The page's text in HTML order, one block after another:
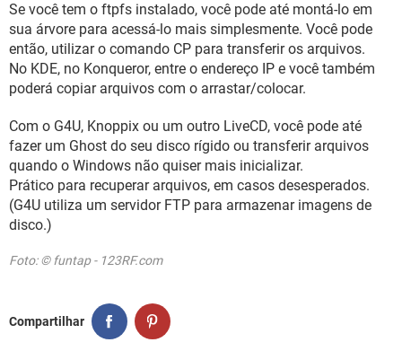
Se você tem o ftpfs instalado, você pode até montá-lo em
sua árvore para acessá-lo mais simplesmente. Você pode
então, utilizar o comando CP para transferir os arquivos.
No KDE, no Konqueror, entre o endereço IP e você também
poderá copiar arquivos com o arrastar/colocar.
Com o G4U, Knoppix ou um outro LiveCD, você pode até
fazer um Ghost do seu disco rígido ou transferir arquivos
quando o Windows não quiser mais inicializar.
Prático para recuperar arquivos, em casos desesperados.
(G4U utiliza um servidor FTP para armazenar imagens de
disco.)
Foto: © funtap - 123RF.com
Compartilhar